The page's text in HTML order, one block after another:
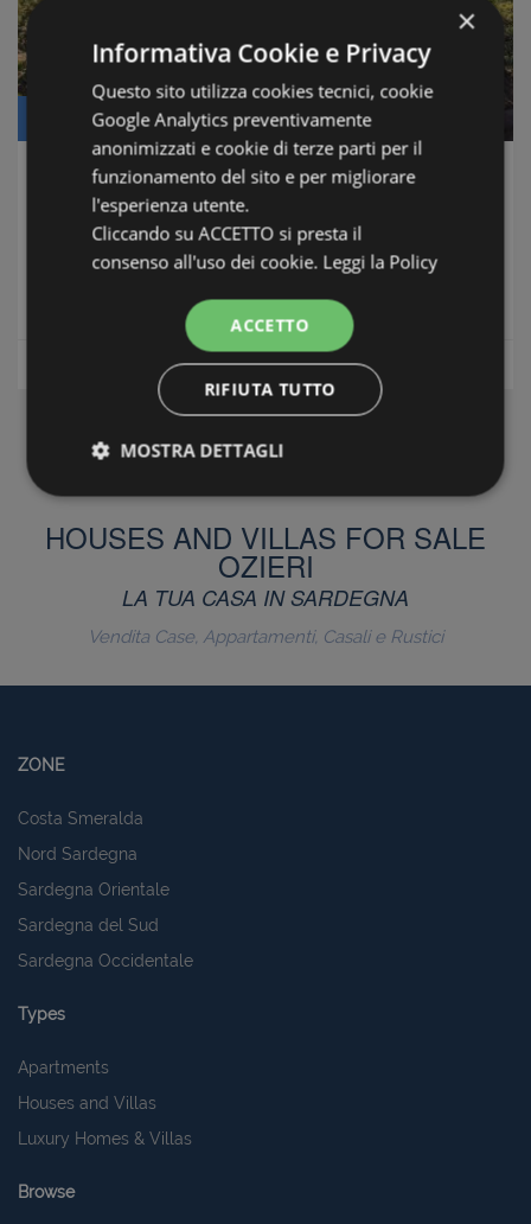
Price: € 329.000
Villa Ozieri
Nord Sardegna
Conditions: Excellent, ready to move in
Houses and Villas
HOUSES AND VILLAS FOR SALE
OZIERI
LA TUA CASA IN SARDEGNA
Vendita Case, Appartamenti, Casali e Rustici
ZONE
Costa Smeralda
Nord Sardegna
Sardegna Orientale
Sardegna del Sud
Sardegna Occidentale
Types
Apartments
Houses and Villas
Luxury Homes & Villas
Browse
×
Informativa Cookie e Privacy
Questo sito utilizza cookies tecnici, cookie
Google Analytics preventivamente
anonimizzati e cookie di terze parti per il
funzionamento del sito e per migliorare
l'esperienza utente.
Cliccando su ACCETTO si presta il
consenso all'uso dei cookie. Leggi la Policy
ACCETTO
RIFIUTA TUTTO
MOSTRA DETTAGLI
Strettamente necessari e Statistiche
Nome
PHPSESSID